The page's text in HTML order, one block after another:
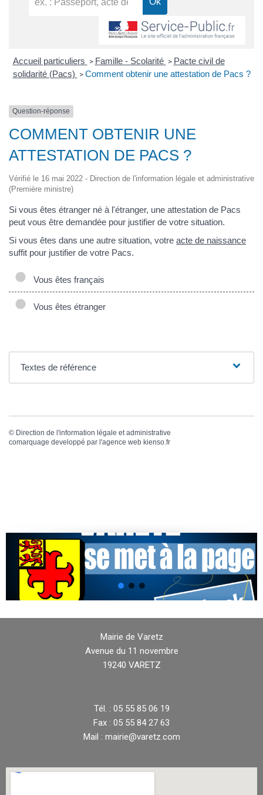
Accueil particuliers > Famille - Scolarité > Pacte civil de
solidarité (Pacs) > Comment obtenir une attestation de Pacs ?
Question-réponse
COMMENT OBTENIR UNE
ATTESTATION DE PACS ?
Vérifié le 16 mai 2022 - Direction de l'information légale et administrative
(Première ministre)
Si vous êtes étranger né à l'étranger, une attestation de Pacs
peut vous être demandée pour justifier de votre situation.
Si vous êtes dans une autre situation, votre acte de naissance
suffit pour justifier de votre Pacs.
Vous êtes français
Vous êtes étranger
Textes de référence
© Direction de l'information légale et administrative
comarquage developpé par l'agence web kienso.fr
Mairie de Varetz
Avenue du 11 novembre
19240 VARETZ
Tél. : 05 55 85 06 19
Fax : 05 55 84 27 63
Mail : mairie@varetz.com